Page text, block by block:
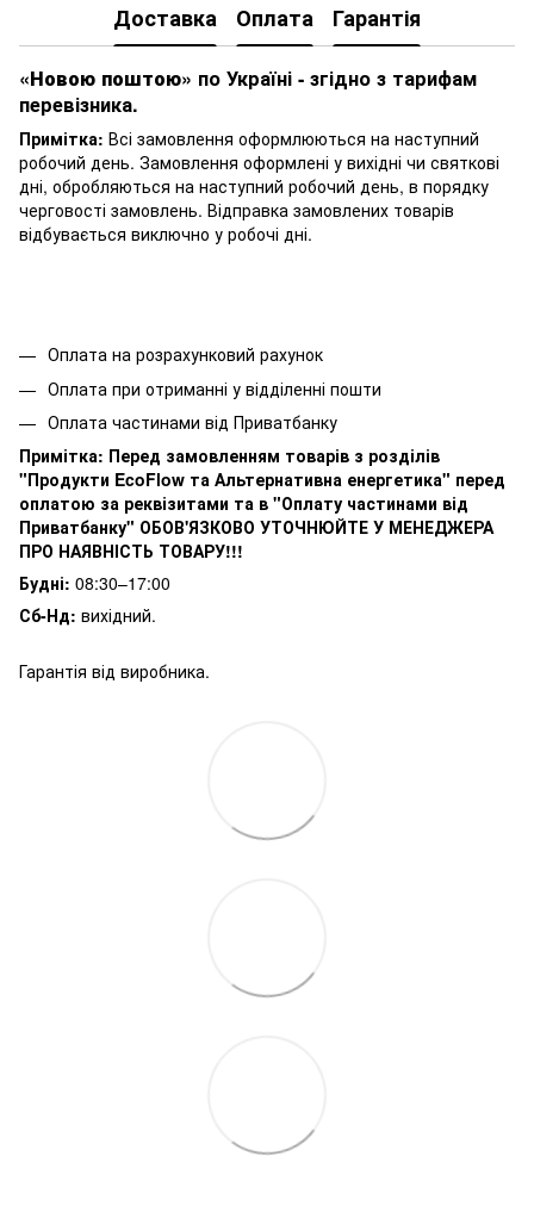
Доставка Оплата Гарантія
«Новою поштою» по Україні - згідно з тарифам
перевізника.
Примітка: Всі замовлення оформлюються на наступний
робочий день. Замовлення оформлені у вихідні чи святкові
дні, обробляються на наступний робочий день, в порядку
черговості замовлень. Відправка замовлених товарів
відбувається виключно у робочі дні.
Оплата на розрахунковий рахунок
Оплата при отриманні у відділенні пошти
Оплата частинами від Приватбанку
Примітка: Перед замовленням товарів з розділів
"Продукти EcoFlow та Альтернативна енергетика" перед
оплатою за реквізитами та в "Оплату частинами від
Приватбанку" ОБОВ'ЯЗКОВО УТОЧНЮЙТЕ У МЕНЕДЖЕРА
ПРО НАЯВНІСТЬ ТОВАРУ!!!
Будні: 08:30–17:00
Сб-Нд: вихідний.
Гарантія від виробника.